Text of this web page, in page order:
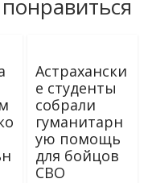
Астрахански
е студенты
собрали
гуманитарн
ую помощь
для бойцов
СВО